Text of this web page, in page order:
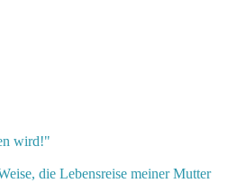
wird!"
die Lebensreise meiner Mutter